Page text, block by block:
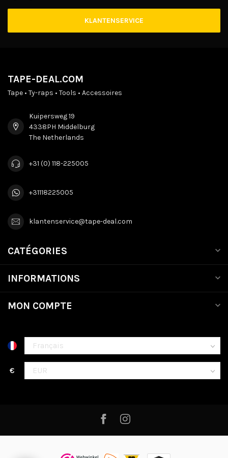
KLANTENSERVICE
TAPE-DEAL.COM
Tape • Ty-raps • Tools • Accessoires
Kuipersweg 19
4338PH Middelburg
The Netherlands
+31 (0) 118-225005
+31118225005
klantenservice@tape-deal.com
CATÉGORIES
INFORMATIONS
MON COMPTE
€